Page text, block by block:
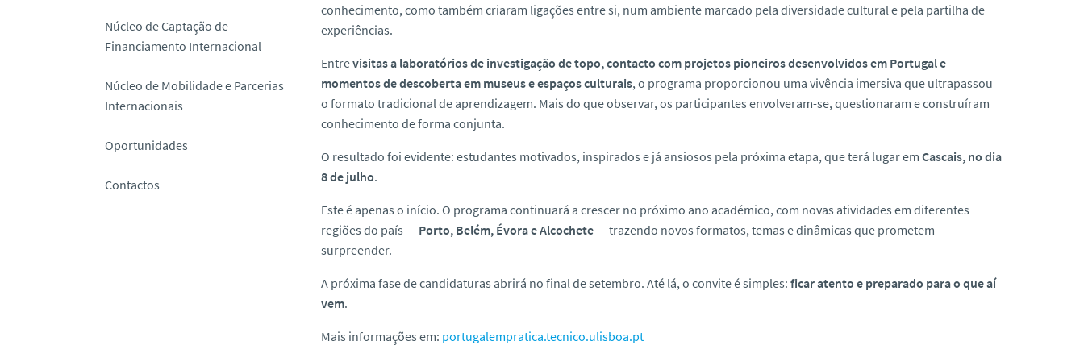
Núcleo de Captação de
Financiamento Internacional
Núcleo de Mobilidade e Parcerias
Internacionais
Oportunidades
Contactos
conhecimento, como também criaram ligações entre si, num ambiente marcado pela diversidade cultural e pela partilha de
experiências.
Entrevisitas a laboratórios de investigação de topo, contacto com projetos pioneiros desenvolvidos em Portugal e
momentos de descoberta em museus e espaços culturais, o programa proporcionou uma vivência imersiva que ultrapassou
o formato tradicional de aprendizagem. Mais do que observar, os participantes envolveram-se, questionaram e construíram
conhecimento de forma conjunta.
O resultado foi evidente: estudantes motivados, inspirados e já ansiosos pela próxima etapa, que terá lugar em Cascais, no dia
8 de julho.
Este é apenas o início. O programa continuará a crescer no próximo ano académico, com novas atividades em diferentes
regiões do país — Porto, Belém, Évora e Alcochete— trazendo novos formatos, temas e dinâmicas que prometem
surpreender.
A próxima fase de candidaturas abrirá no final de setembro. Até lá, o convite é simples: ficar atento e preparado para o que aí
vem.
Mais informações em: portugalempratica.tecnico.ulisboa.pt